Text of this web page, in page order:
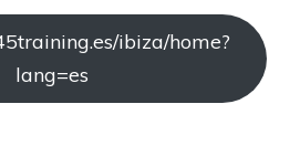
ibiza/home?
lang=es